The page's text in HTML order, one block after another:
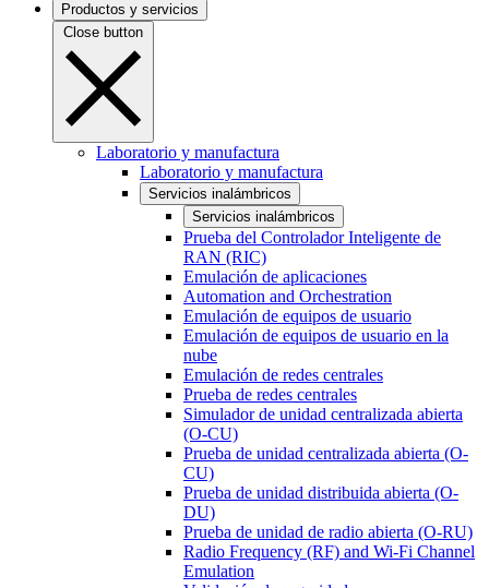
Productos y servicios
Close button
Laboratorio y manufactura
Laboratorio y manufactura
Servicios inalámbricos
Servicios inalámbricos
Prueba del Controlador Inteligente de
RAN (RIC)
Emulación de aplicaciones
Automation and Orchestration
Emulación de equipos de usuario
Emulación de equipos de usuario en la
nube
Emulación de redes centrales
Prueba de redes centrales
Simulador de unidad centralizada abierta
(O-CU)
Prueba de unidad centralizada abierta (O-
CU)
Prueba de unidad distribuida abierta (O-
DU)
Prueba de unidad de radio abierta (O-RU)
Radio Frequency (RF) and Wi-Fi Channel
Emulation